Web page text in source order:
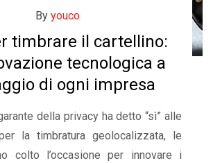
By youco
timbrare il cartellino:
tecnologica a
di ogni impresa
della privacy ha detto “sì” alle
la timbratura geolocalizzata, le
colto l’occasione per innovare i